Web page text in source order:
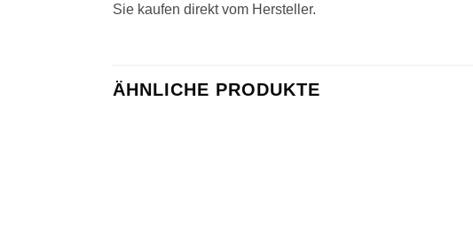
Sie kaufen direkt vom Hersteller.
ÄHNLICHE PRODUKTE